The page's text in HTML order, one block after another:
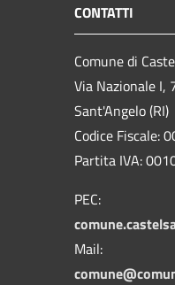
CONTATTI
Comune di
Via Nazionale I,
Sant'Angelo (RI)
Codice Fiscale:
Partita IVA:
PEC:
Mail: